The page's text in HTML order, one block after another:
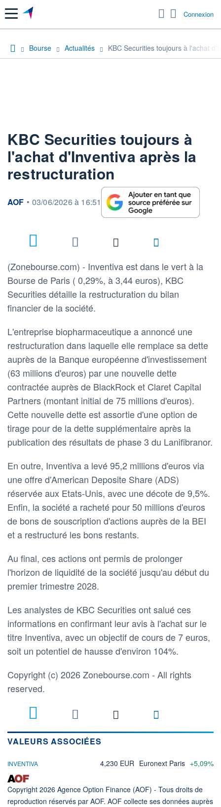
Menu Connexion
Bourse Actualités KBC Securities toujours à l'achat
KBC Securities toujours à
l'achat d'Inventiva après la
restructuration
information fournie par
AOF • 03/06/2026 à 16:51
(Zonebourse.com) - Inventiva est dans le vert à la
Bourse de Paris ( 0,29%, à 3,44 euros), KBC
Securities détaille la restructuration du bilan
financier de la société.
L'entreprise biopharmaceutique a annoncé une
restructuration dans laquelle elle remplace sa dette
auprès de la Banque européenne d'investissement
(63 millions d'euros) par une nouvelle dette
contractée auprès de BlackRock et Claret Capital
Partners (montant initial de 75 millions d'euros).
Cette nouvelle dette est assortie d'une option de
tirage pour de la dette supplémentaire après la
publication des résultats de phase 3 du Lanifibranor.
En outre, Inventiva a levé 95,2 millions d'euros via
une offre d'American Deposite Share (ADS)
réservée aux Etats-Unis, avec une décote de 9,5%.
Enfin, la société a racheté pour 50 millions d'euros
de bons de souscription d'actions auprès de la BEI
et a restructuré les bons restants.
Au final, ces actions ont permis de prolonger
l'horizon de liquidité de la société jusqu'au début du
premier trimestre 2028.
Les analystes de KBC Securities ont salué ces
informations en confirmant leur avis à l'achat sur le
titre Inventiva, avec un objectif de cours de 7 euros,
soit un potentiel de hausse d'environ 104%.
Copyright (c) 2026 Zonebourse.com - All rights
reserved.
VALEURS ASSOCIÉES
INVENTIVA 4,230 EUR Euronext Paris +5,09%
Copyright 2026 Agence Option Finance (AOF) - Tous droits de
reproduction réservés par AOF. AOF collecte ses données auprès